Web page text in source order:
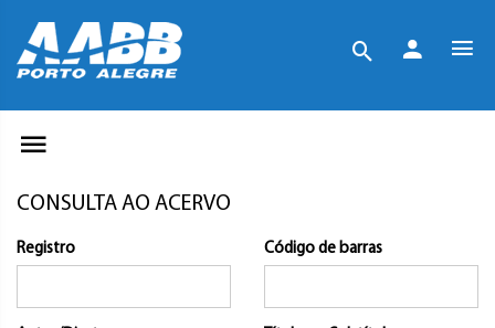
CONSULTA AO ACERVO
Registro Código de barras